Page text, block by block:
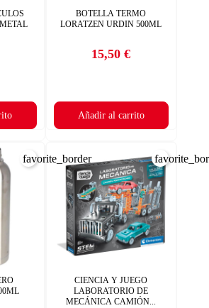
BOTELLA TERMO
LORATZEN URDIN 500ML
Precio
15,50 €
Añadir al carrito
favorite_border
CIENCIA Y JUEGO
LABORATORIO DE
MECÁNICA CAMIÓN...